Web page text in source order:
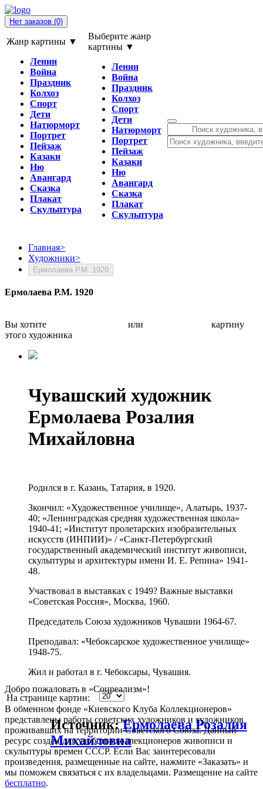
Нет заказов (0)
Жанр картины ▼
Ленин
Война
Праздник
Колхоз
Спорт
Дети
Натюрморт
Портрет
Пейзаж
Казаки
Ню
Авангард
Сказка
Плакат
Скульптура
Выберите жанр
картины ▼
Ленин
Война
Праздник
Колхоз
Спорт
Дети
Натюрморт
Портрет
Пейзаж
Казаки
Ню
Авангард
Сказка
Плакат
Скульптура
Главная>
Художники>
Ермолаева Р.М. 1920
Ермолаева Р.М. 1920
Вы хотите или
картину
этого художника
Чувашский художник
Ермолаева Розалия
Михайловна
Родился в г. Казань, Татария, в 1920.
Зкончил: «Художественное училище», Алатырь, 1937-
40; «Ленинградская средняя художественная школа»
1940-41; «Институт пролетарских изобразительных
искусств (ИНПИИ)» / «Санкт-Петербургский
государственный академический институт живописи,
скульптуры и архитектуры имени И. Е. Репина» 1941-
48.
Участвовал в выставках с 1949? Важные выставки
«Советская Россия», Москва, 1960.
Председатель Союза художников Чувашии 1964-67.
Преподавал: «Чебоксарское художественное училище»
1948-75.
Жил и работал в г. Чебоксары, Чувашия.
На странице картин:
Источник:Ермолаева Розалия
Михайловна
Добро пожаловать в «Соцреализм»!
В обменном фонде «Киевского Клуба Коллекционеров»
представлены работы советских художников и художников
проживавших на территории Советского Союза. Данный
ресурс создан для удобства коллекционеров живописи и
скульптуры времен СССР. Если Вас заинтересовали
произведения, размещенные на сайте, нажмите «Заказать» и
мы поможем связаться с их владельцами. Размещение на сайте
бесплатно.